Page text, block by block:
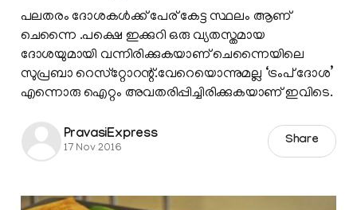
പലതരം ദോശകള്‍ക്ക് പേര് കേട്ട സ്ഥലം ആണ്
ചെന്നൈ .പക്ഷെ ഇക്കുറി ഒരു വ്യതസ്തമായ
ദോശയുമായി വന്നിരിക്കുകയാണ് ചെന്നൈയിലെ
സുപ്രബാ റെസ്‌റ്റോറന്റ്.വേറെയൊന്നുമല്ല ‘ട്രംപ് ദോശ’
എന്നൊരു ഐറ്റം അവതരിപ്പിച്ചിരിക്കുകയാണ് ഇവിടെ.
PravasiExpress
17 Nov 2016
Share